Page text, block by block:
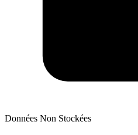
Données Non Stockées